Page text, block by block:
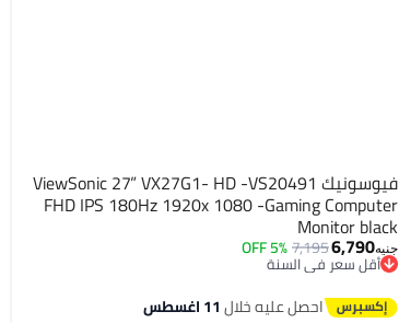
فيوسونيك ViewSonic 27” VX27G1- HD -VS20491
FHD IPS 180Hz 1920x 1080 -Gaming Computer
Monitor black
جنيه6,790
7,195
5% OFF
أقل سعر في السنة
توصيل مجاني
أقل سعر في السنة
احصل عليه خلال11 اغسطس